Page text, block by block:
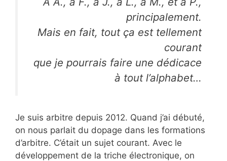
principalement.
Mais en fait, tout ça est tellement
courant
que je pourrais faire une dédicace
à tout l’alphabet…
Je suis arbitre depuis 2012. Quand j’ai débuté,
on nous parlait du dopage dans les formations
d’arbitre. C’était un sujet courant. Avec le
développement de la triche électronique, on